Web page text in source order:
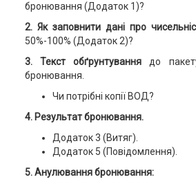
бронювання (Додаток 1)?
2. Як заповнити дані про
50%-100% (Додаток 2)?
3. Текст обґрунтуваннядо
бронювання.
Чи потрібні копії ВОД?
4. Результат бронювання.
Додаток 3 (Витяг).
Додаток 5 (Повідомлення).
5. Анулювання бронювання: